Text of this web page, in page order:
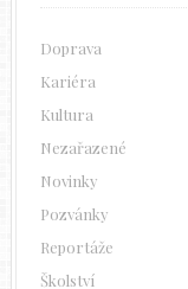
Doprava
Kariéra
Kultura
Nezařazené
Novinky
Pozvánky
Reportáže
Školství